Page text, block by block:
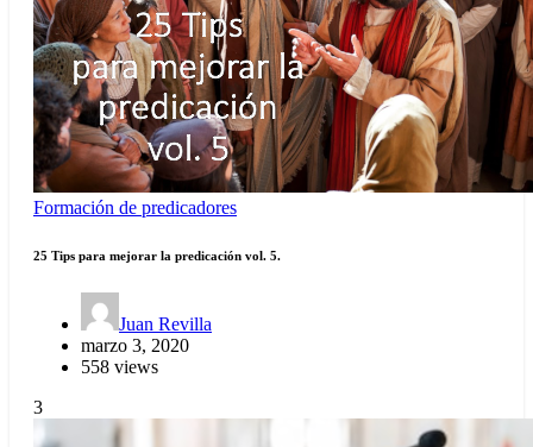
Formación de predicadores
25 Tips para mejorar la predicación vol. 5.
Juan Revilla
marzo 3, 2020
558 views
3